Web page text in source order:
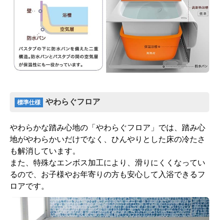
標準仕様 やわらぐフロア
やわらかな踏み心地の「やわらぐフロア」では、踏み心
地がやわらかいだけでなく、ひんやりとした床の冷たさ
も解消しています。
また、特殊なエンボス加工により、滑りにくくなってい
るので、お子様やお年寄りの方も安心して入浴できるフ
ロアです。